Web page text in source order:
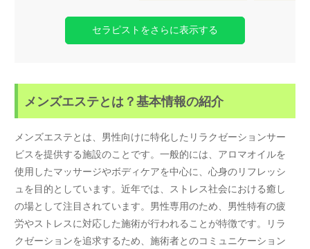
セラピストをさらに表示する
メンズエステとは？基本情報の紹介
メンズエステとは、男性向けに特化したリラクゼーションサー
ビスを提供する施設のことです。一般的には、アロマオイルを
使用したマッサージやボディケアを中心に、心身のリフレッシ
ュを目的としています。近年では、ストレス社会における癒し
の場として注目されています。男性専用のため、男性特有の疲
労やストレスに対応した施術が行われることが特徴です。リラ
クゼーションを追求するため、施術者とのコミュニケーション